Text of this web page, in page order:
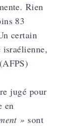
Rien
83
certain
israélienne,
jugé pour
en
» sont